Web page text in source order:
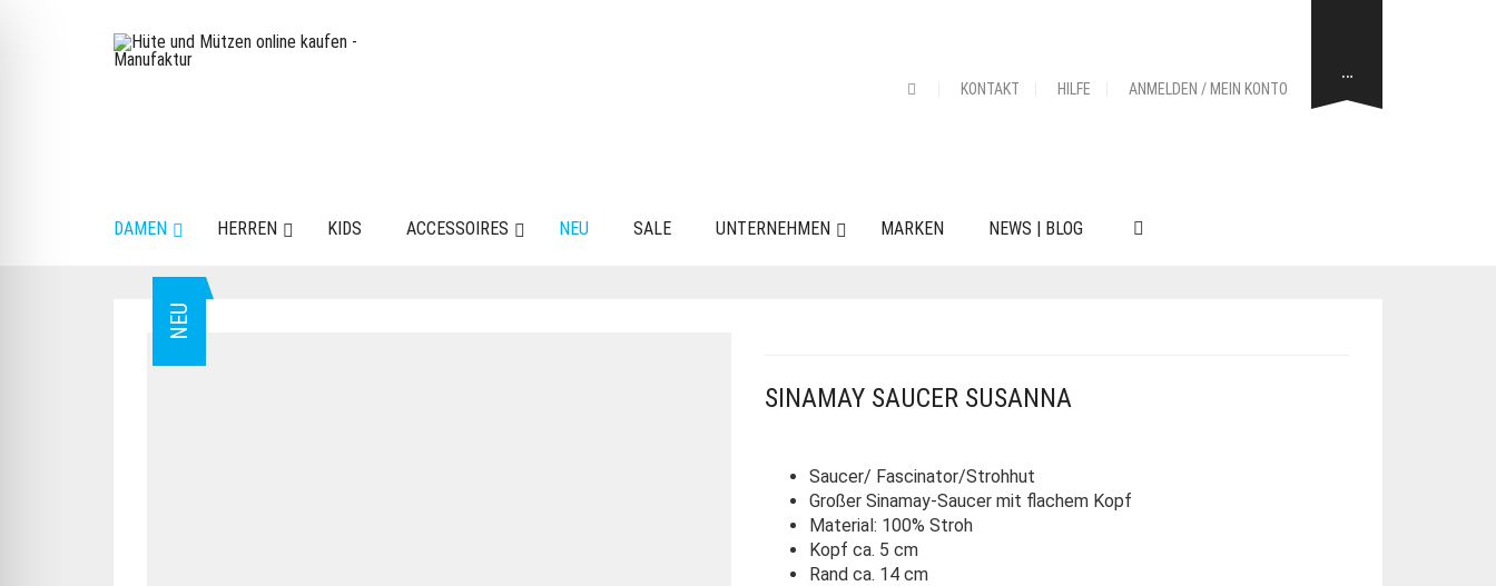
KONTAKT HILFE ANMELDEN / MEIN KONTO
…
DAMEN HERREN KIDS ACCESSOIRES NEU SALE UNTERNEHMEN MARKEN NEWS | BLOG
NEU
SINAMAY SAUCER SUSANNA
Saucer/ Fascinator/Strohhut
Großer Sinamay-Saucer mit flachem Kopf
Material: 100% Stroh
Kopf ca. 5 cm
Rand ca. 14 cm